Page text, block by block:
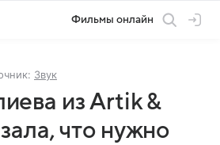
Фильмы онлайн
Звук
из Artik &
что нужно